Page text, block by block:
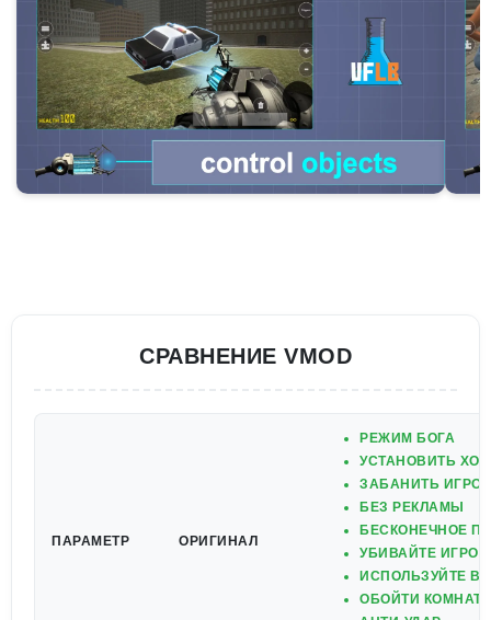
СРАВНЕНИЕ VMOD
ПАРАМЕТР ОРИГИНАЛ
РЕЖИМ БОГА
УСТАНОВИТЬ
ЗАБАНИТЬ
БЕЗ РЕКЛАМЫ
БЕСКОНЕЧНОЕ ПО
УБИВАЙТЕ
ИСПОЛЬЗУЙТЕ
ОБОЙТИ